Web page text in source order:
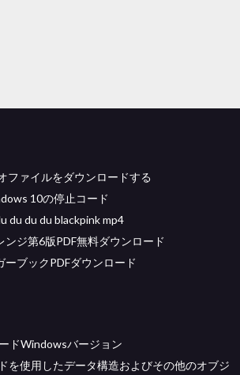
ファイルをダウンロードする
10の停止コード
du du du blackpink mp4
ンジ第6版PDF無料ダウンロード
ブックPDFダウンロード
ドWindowsバージョン
を使用したデータ構造およびその他のオブジ